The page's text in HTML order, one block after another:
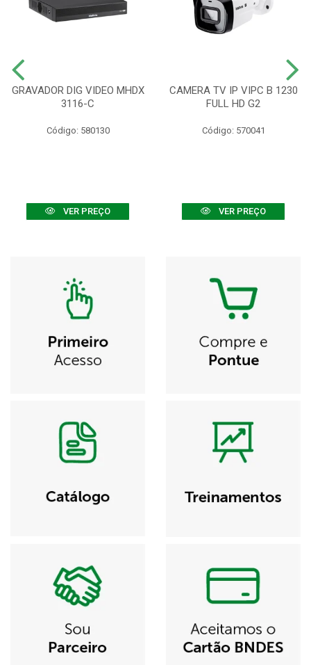
GRAVADOR DIG VIDEO MHDX
3116-C
Código: 580130
VER PREÇO
CAMERA TV IP VIPC B 1230
FULL HD G2
Código: 570041
VER PREÇO